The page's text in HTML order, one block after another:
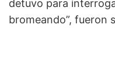
detuvo para
bromeando”, fueron